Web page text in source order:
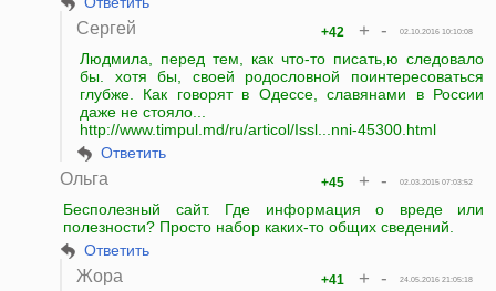
Сергей 02.10.2016 10:10:08
+42 + -
Людмила, перед тем, как что-то писать,ю следовало
бы. хотя бы, своей родословной поинтересоваться
глубже. Как говорят в Одессе, славянами в России
даже не стояло...
http://www.timpul.md/ru/articol/Issl...nni-45300.html
Ответить
Ольга 02.03.2015 07:03:52
+45 + -
Бесполезный сайт. Где информация о вреде или
полезности? Просто набор каких-то общих сведений.
Ответить
Жора 24.05.2016 21:05:18
+41 + -